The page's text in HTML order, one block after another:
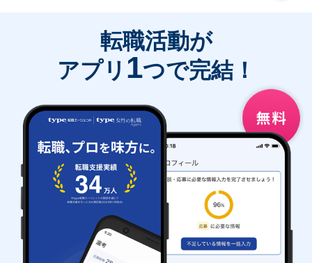
転職活動が
アプリ 1つで完結！